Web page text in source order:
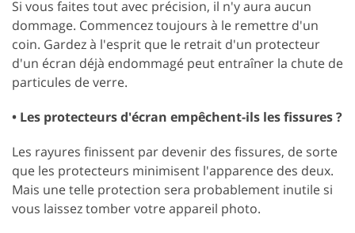
Si vous faites tout avec précision, il n'y aura aucun
dommage. Commencez toujours à le remettre d'un
coin. Gardez à l'esprit que le retrait d'un protecteur
d'un écran déjà endommagé peut entraîner la chute de
particules de verre.
• Les protecteurs d'écran empêchent-ils les fissures ?
Les rayures finissent par devenir des fissures, de sorte
que les protecteurs minimisent l'apparence des deux.
Mais une telle protection sera probablement inutile si
vous laissez tomber votre appareil photo.